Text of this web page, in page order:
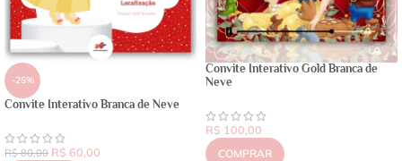
-25%
Convite Interativo Branca de Neve
R$80,00 R$ 60,00
Convite Interativo Gold Branca de
Neve
R$ 100,00
COMPRAR